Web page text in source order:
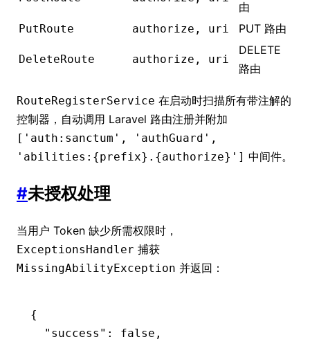
由
PutRoute authorize, uri PUT 路由
DeleteRoute authorize, uri
DELETE
路由
RouteRegisterService 在启动时扫描所有带注解的
控制器，自动调用 Laravel 路由注册并附加
['auth:sanctum', 'authGuard',
'abilities:{prefix}.{authorize}'] 中间件。
#未授权处理
当用户 Token 缺少所需权限时，
ExceptionsHandler 捕获
MissingAbilityException 并返回：
{
  "success"
: false ,